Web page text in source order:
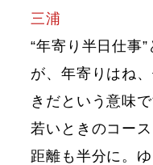
三浦
“年寄り半日仕事
が、年寄りはね
きだという意味
若いときのコー
距離も半分に。